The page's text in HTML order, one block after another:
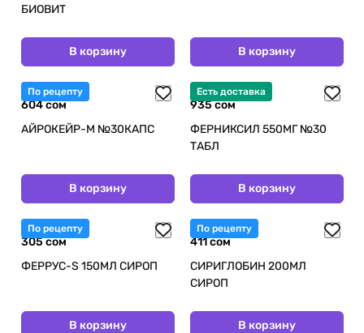
БИОВИТ
В корзину В корзину
По рецепту
604 сом
АЙРОКЕЙР-М №30КАПС
В корзину
Есть доставка
935 сом
ФЕРНИКСИЛ 550МГ №30
ТАБЛ
В корзину
По рецепту
305 сом
ФЕРРУС-S 150МЛ СИРОП
В корзину
По рецепту
411 сом
СИРИГЛОБИН 200МЛ
СИРОП
В корзину